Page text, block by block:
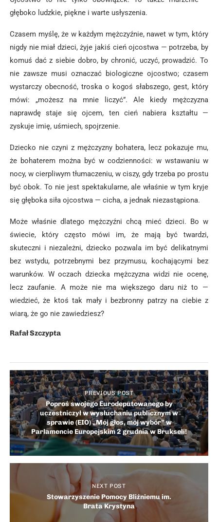
głęboko ludzkie, piękne i warte usłyszenia.
Czasem myślę, że w każdym mężczyźnie, nawet w tym, który
nigdy nie miał dzieci, żyje jakiś cień ojcostwa — potrzeba, by
komuś dać z siebie dobro, by chronić, uczyć, prowadzić. To
nie zawsze musi oznaczać biologiczne ojcostwo; czasem
wystarczy obecność, troska o kogoś słabszego, gest, który
mówi: „możesz na mnie liczyć”. Ale kiedy mężczyzna
naprawdę staje się ojcem, ten cień nabiera kształtu —
zyskuje imię, uśmiech, spojrzenie.
Dziecko nie czyni z mężczyzny bohatera, lecz pokazuje mu,
że bohaterem można być w codzienności: w wstawaniu w
nocy, w cierpliwym tłumaczeniu, w ciszy, gdy trzeba po prostu
być obok. To nie jest spektakularne, ale właśnie w tym kryje
się głęboka siła ojcostwa — cicha, a jednak niezastąpiona.
Może właśnie dlatego mężczyźni chcą mieć dzieci. Bo w
świecie, który często mówi im, że mają być twardzi,
skuteczni i niezależni, dziecko pozwala im być delikatnymi
bez wstydu, potrzebnymi bez przymusu, kochającymi bez
warunków. W oczach dziecka mężczyzna widzi nie ocenę,
lecz zaufanie. A może nie ma większego daru niż to —
wiedzieć, że ktoś tak mały i bezbronny patrzy na ciebie z
wiarą, że go nie zawiedziesz?
Rafał Szczypta
PREVIOUS POST
Poproś swojego Eurodeputowanego by
uczestniczył w wysłuchaniu publicznym w
sprawie (EIO) „Mój głos, mój wybór” w
Parlamencie Europejskim 2 grudnia w Brukseli!
NEXT POST
Stowarzyszenie Pomocy Bliźniemu im.
Brata Krystyna